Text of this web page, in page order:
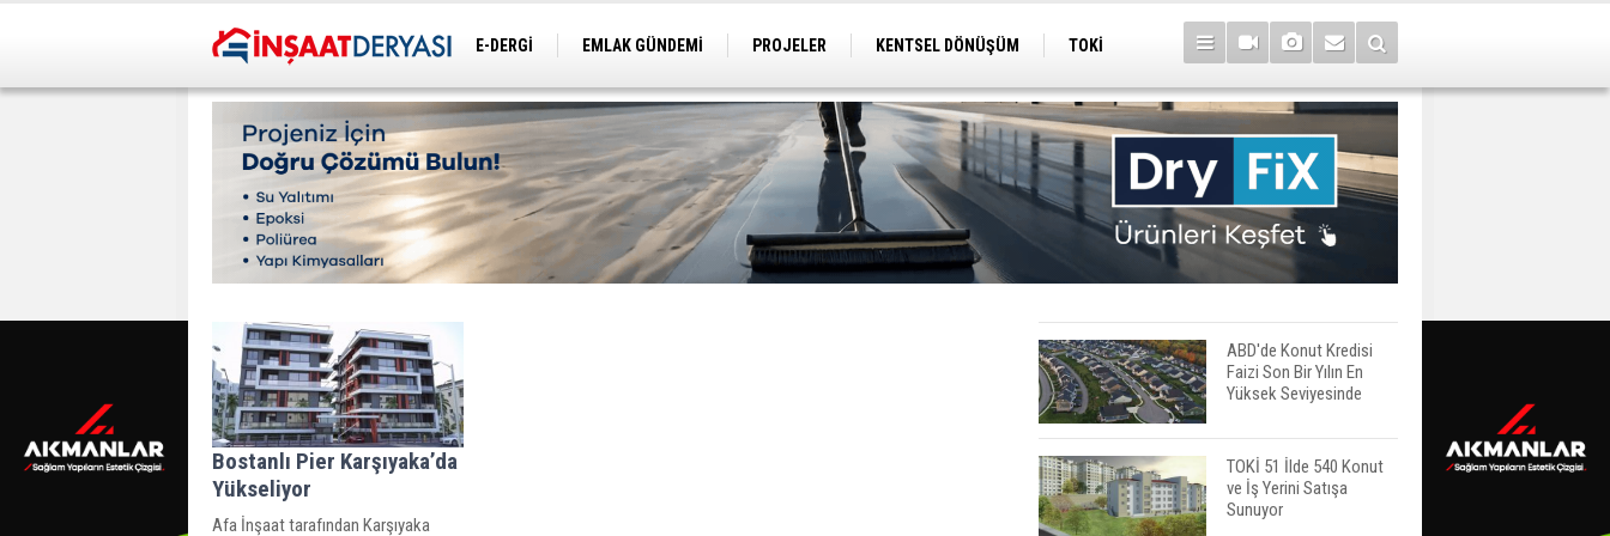
E-DERGİ EMLAK GÜNDEMİ PROJELER KENTSEL DÖNÜŞÜM
TOKİ
Bostanlı Pier Karşıyaka’da
Yükseliyor
Afa İnşaat tarafından Karşıyaka
ABD'de Konut Kredisi
Faizi Son Bir Yılın En
Yüksek Seviyesinde
TOKİ 51 İlde 540 Konut
ve İş Yerini Satışa
Sunuyor